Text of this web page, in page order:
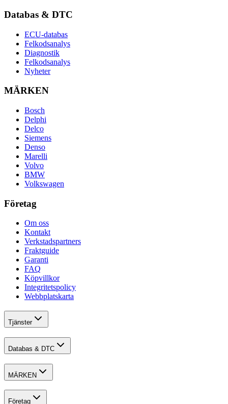
Databas & DTC
ECU-databas
Felkodsanalys
Diagnostik
Felkodsanalys
Nyheter
MÄRKEN
Bosch
Delphi
Delco
Siemens
Denso
Marelli
Volvo
BMW
Volkswagen
Företag
Om oss
Kontakt
Verkstadspartners
Fraktguide
Garanti
FAQ
Köpvillkor
Integritetspolicy
Webbplatskarta
Tjänster
Databas & DTC
MÄRKEN
Företag